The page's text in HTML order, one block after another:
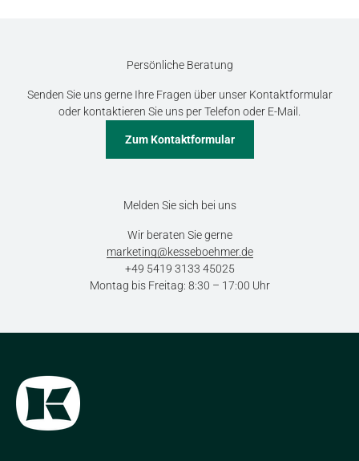
Persönliche Beratung
Senden Sie uns gerne Ihre Fragen über unser Kontaktformular
oder kontaktieren Sie uns per Telefon oder E-Mail.
Zum Kontaktformular
Melden Sie sich bei uns
Wir beraten Sie gerne
marketing@kesseboehmer.de
+49 5419 3133 45025
Montag bis Freitag: 8:30 – 17:00 Uhr